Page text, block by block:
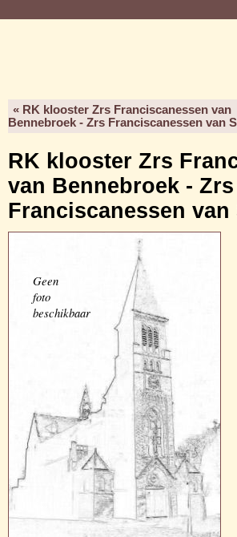
« RK klooster Zrs Franciscanessen van
Bennebroek - Zrs Franciscanessen van
RK klooster Zrs
van Bennebroek - Zrs
Franciscanessen van
Geen
foto
beschikbaar